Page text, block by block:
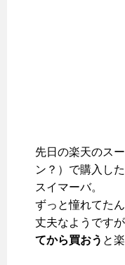
先日の楽天のス
ン？）で購入した
スイマーバ。
ずっと憧れてた
丈夫なようですが
てから買おう と